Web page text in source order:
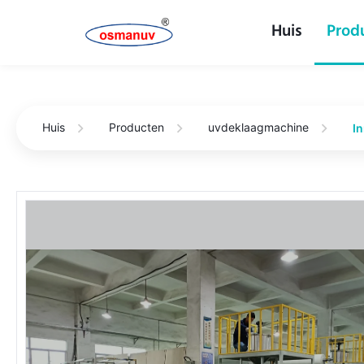
Huis
Huis Producten uvdeklaagmachine